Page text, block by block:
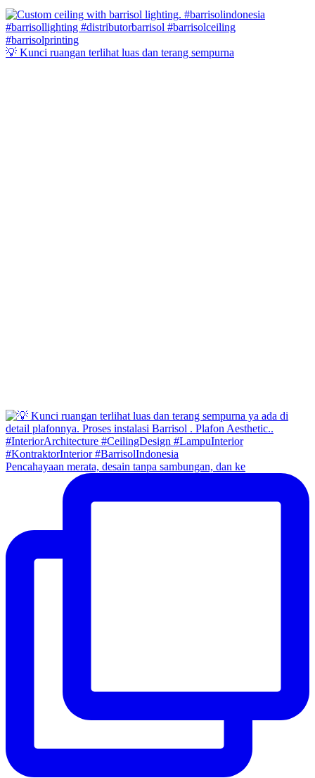
💡 Kunci ruangan terlihat luas dan terang sempurna
Pencahayaan merata, desain tanpa sambungan, dan ke